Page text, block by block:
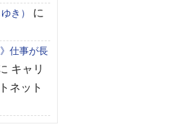
き）
に
仕事が長
キャリ
ネット